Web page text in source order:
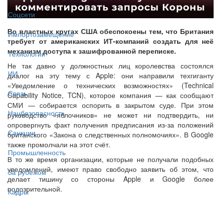
Соцсети
Импортозамещение
Технологии
ИИ
Связь
Нацбезопасность
Санкции
Промышленность
За рубежом
Кадры
Во властных кругах США обеспокоены тем, что Британия
требует от американских ИТ-компаний создать для неё
механизм доступа к зашифрованной переписке.
Не так давно у должностных лиц королевства состоялся
диалог на эту тему с Apple: они направили техгиганту
«Уведомление о технических возможностях» (Technical
Capability Notice, TCN), которое компания — как сообщают
СМИ — собирается оспорить в закрытом суде. При этом
руководство «яблочников» не может ни подтвердить, ни
опровергнуть факт получения предписания из-за положений
британского «Закона о следственных полномочиях». В Google
также промолчали на этот счёт.
В то же время организации, которые не получали подобных
уведомлений, имеют право свободно заявить об этом, что
делает тишину со стороны Apple и Google более
подозрительной.